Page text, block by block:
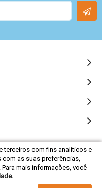
terceiros com fins analíticos e
as suas preferências,
mais informações, você
os direitos reservados